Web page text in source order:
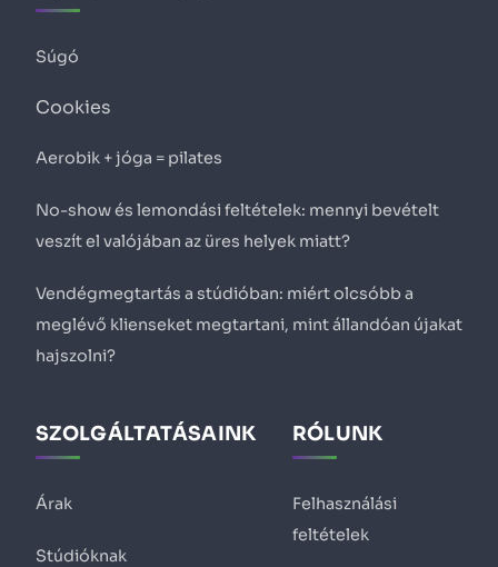
Súgó
Cookies
Aerobik + jóga = pilates
No-show és lemondási feltételek: mennyi bevételt
veszít el valójában az üres helyek miatt?
Vendégmegtartás a stúdióban: miért olcsóbb a
meglévő klienseket megtartani, mint állandóan újakat
hajszolni?
SZOLGÁLTATÁSAINK
Árak
Stúdióknak
RÓLUNK
Felhasználási
feltételek